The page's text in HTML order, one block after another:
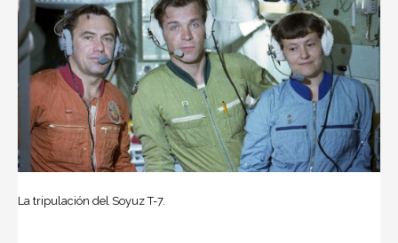
La tripulación del Soyuz T-7.